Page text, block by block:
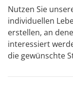
Nutzen Sie
individuellen
erstellen, an
interessiert
die gewünschte